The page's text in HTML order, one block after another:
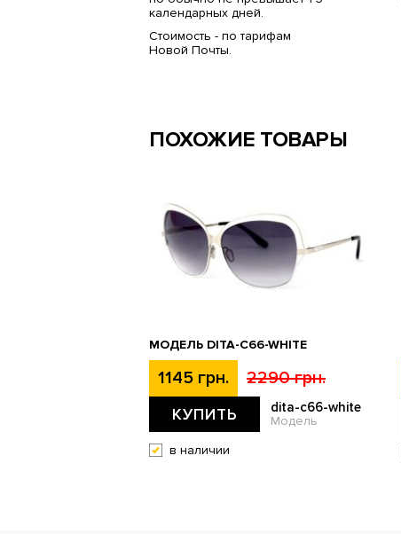
календарных дней.
Стоимость - по тарифам
Новой Почты.
ПОХОЖИЕ ТОВАРЫ
МОДЕЛЬ DITA-C66-WHITE
1145 грн. 2290 грн.
КУПИТЬ dita-c66-white
Модель
в наличии